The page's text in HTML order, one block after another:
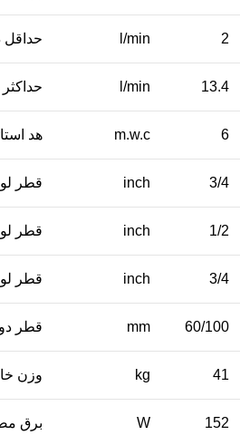
2
l/min حداقل
13.4
l/min
6
m.w.c هد
3/4
inch قطر
1/2
inch قطر
3/4
inch قطر
60/100
mm قطر
41
kg وزن
152
W برق